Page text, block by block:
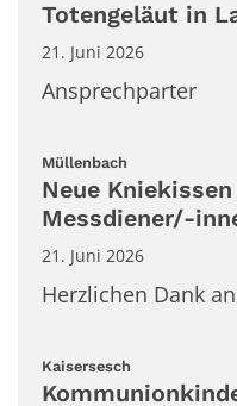
Totengeläut in
21. Juni 2026
Ansprechparter
Müllenbach
Neue
Messdiener/-
21. Juni 2026
Herzlichen Dank
Kaisersesch